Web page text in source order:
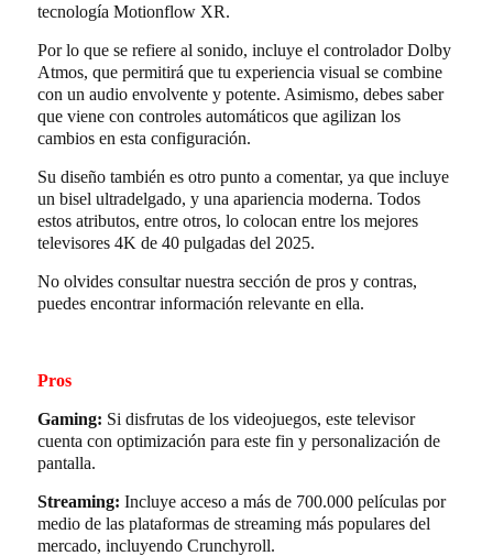
tecnología Motionflow XR.
Por lo que se refiere al sonido, incluye el controlador Dolby
Atmos, que permitirá que tu experiencia visual se combine
con un audio envolvente y potente. Asimismo, debes saber
que viene con controles automáticos que agilizan los
cambios en esta configuración.
Su diseño también es otro punto a comentar, ya que incluye
un bisel ultradelgado, y una apariencia moderna. Todos
estos atributos, entre otros, lo colocan entre los mejores
televisores 4K de 40 pulgadas del 2025.
No olvides consultar nuestra sección de pros y contras,
puedes encontrar información relevante en ella.
Pros
Gaming: Si disfrutas de los videojuegos, este televisor
cuenta con optimización para este fin y personalización de
pantalla.
Streaming: Incluye acceso a más de 700.000 películas por
medio de las plataformas de streaming más populares del
mercado, incluyendo Crunchyroll.